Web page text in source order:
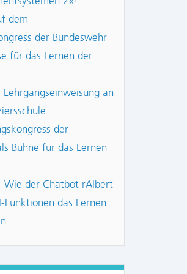
dem
der Bundeswehr
für das Lernen der
an
der
Bühne für das Lernen
Wie der Chatbot rAIbert
Funktionen das Lernen